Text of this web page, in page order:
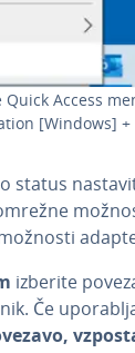
Access
[Windows] +
status
izberite
Če